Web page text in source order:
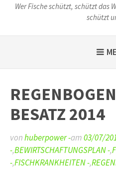
Wer Fische schützt, schützt das
schützt
BESATZ 2014
vonhuberpower -am03/07/
-,BEWIRTSCHAFTUNGSPLAN -,
-,FISCHKRANKHEITEN -,